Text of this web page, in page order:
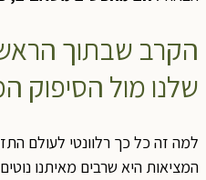
הקרב שבתוך
שלנו מול הסיפוק
למה זה כל כך רלוונטי לעולם
המציאות היא שרבים מאיתנו